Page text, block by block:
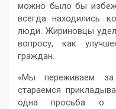
можно было бы
всегда находились
люди. Жириновцы
вопросу, как
граждан.
«Мы переживаем
стараемся
одна просьба о